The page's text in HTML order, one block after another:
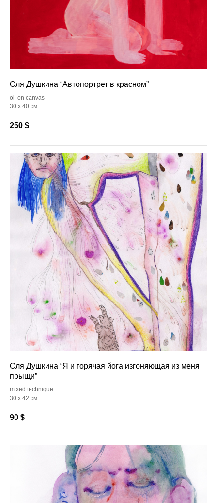
Оля Душкина “Автопортрет в красном”
oil on canvas
30 х 40 см
250 $
Оля Душкина “Я и горячая йога изгоняющая из меня
прыщи”
mixed technique
30 х 42 см
90 $